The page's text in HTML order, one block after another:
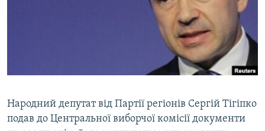
ІНФОГРАФІКА
Qırımtatar
ДОЛУЧАЙСЯ!
Народний депутат від Партії регіонів Сергій Тігіпко
подав до Центральної виборчої комісії документи